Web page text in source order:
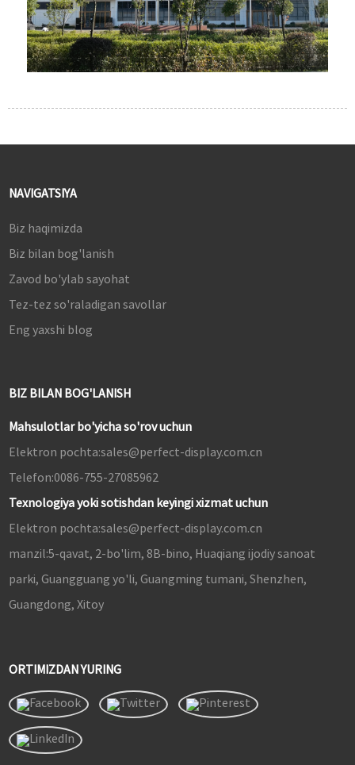
NAVIGATSIYA
Biz haqimizda
Biz bilan bog'lanish
Zavod bo'ylab sayohat
Tez-tez so'raladigan savollar
Eng yaxshi blog
BIZ BILAN BOG'LANISH
Mahsulotlar bo'yicha so'rov uchun
Elektron pochta:sales@perfect-display.com.cn
Telefon:0086-755-27085962
Texnologiya yoki sotishdan keyingi xizmat uchun
Elektron pochta:sales@perfect-display.com.cn
manzil:5-qavat, 2-bo'lim, 8B-bino, Huaqiang ijodiy sanoat
parki, Guangguang yo'li, Guangming tumani, Shenzhen,
Guangdong, Xitoy
ORTIMIZDAN YURING